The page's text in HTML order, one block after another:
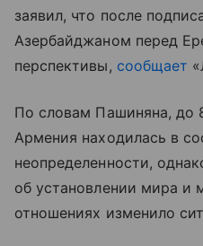
заявил, что после
Азербайджаном перед
перспективы, сообщает
По словам Пашиняна, до
Армения находилась в
неопределенности,
об установлении мира и
отношениях изменило